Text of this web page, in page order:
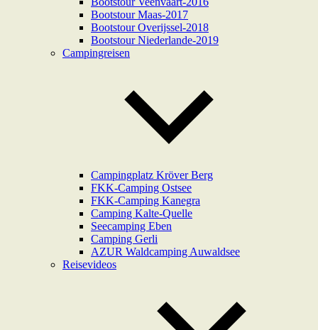
Bootstour Maas-2017
Bootstour Overijssel-2018
Bootstour Niederlande-2019
Campingreisen
Campingplatz Kröver Berg
FKK-Camping Ostsee
FKK-Camping Kanegra
Camping Kalte-Quelle
Seecamping Eben
Camping Gerli
AZUR Waldcamping Auwaldsee
Reisevideos